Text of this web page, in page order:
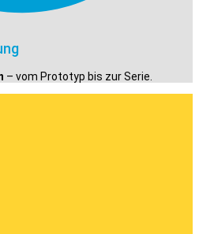
– vom Prototyp bis zur Serie.